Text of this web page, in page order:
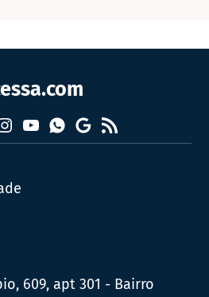
YouTubeWhatsapp
Google
News
RSS
609, apt 301 - Bairro